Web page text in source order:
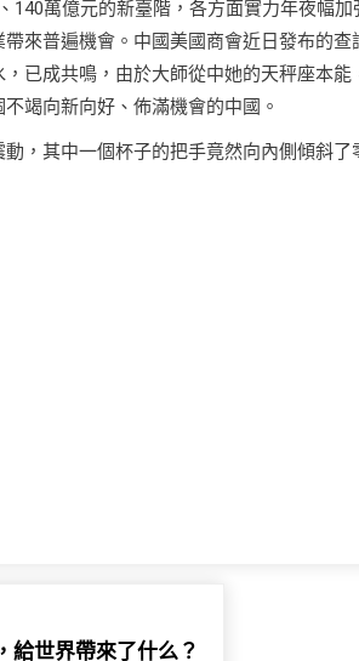
140萬億元的新臺階，各方面實力年夜幅
來普遍機會。中國美國商會近日發布的
，已成共鳴，由於大師從中她的天秤座本
竭向新向好、佈滿機會的中國。
，其中一個杯子的把手竟然向內側傾斜了
給世界帶來了什么？